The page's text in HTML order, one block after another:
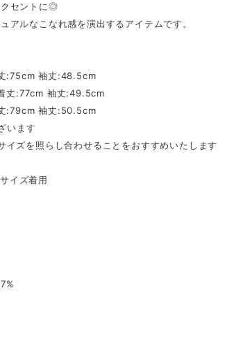
クセントに◎
アルなこなれ感を演出するアイテムです。
:75cm 袖丈:48.5cm
丈:77cm 袖丈:49.5cm
:79cm 袖丈:50.5cm
います
イズを照らし合わせることをおすすめいたします
イズ着用